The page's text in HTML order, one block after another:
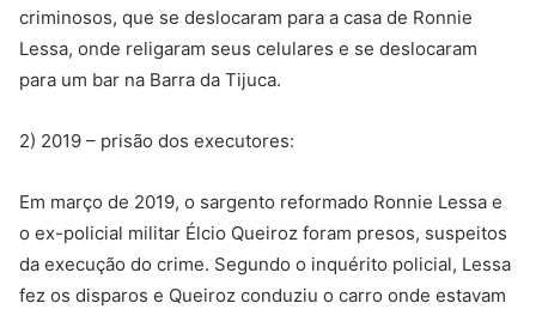
criminosos, que se deslocaram para a casa de Ronnie
Lessa, onde religaram seus celulares e se deslocaram
para um bar na Barra da Tijuca.
2) 2019 – prisão dos executores:
Em março de 2019, o sargento reformado Ronnie Lessa e
o ex-policial militar Élcio Queiroz foram presos, suspeitos
da execução do crime. Segundo o inquérito policial, Lessa
fez os disparos e Queiroz conduziu o carro onde estavam